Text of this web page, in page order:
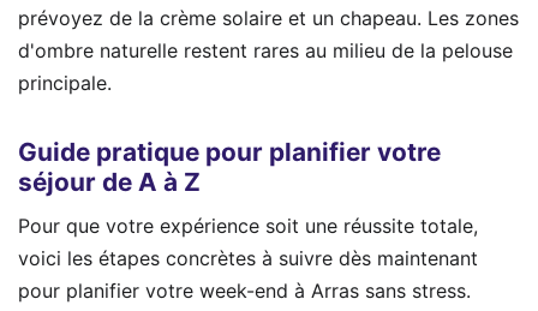
prévoyez de la crème solaire et un chapeau. Les zones
d'ombre naturelle restent rares au milieu de la pelouse
principale.
Guide pratique pour planifier votre
séjour de A à Z
Pour que votre expérience soit une réussite totale,
voici les étapes concrètes à suivre dès maintenant
pour planifier votre week-end à Arras sans stress.